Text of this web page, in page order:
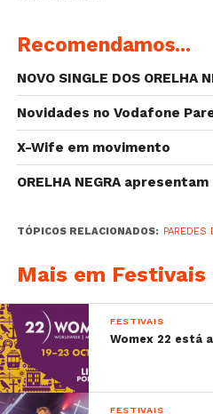
Recomendamos...
NOVO SINGLE DOS ORELHA
Novidades no Vodafone
X-Wife em movimento
ORELHA NEGRA
TÓPICOS RELACIONADOS: PAREDES
Mais em Festivais
FESTIVAIS
Womex 22 está
FESTIVAIS